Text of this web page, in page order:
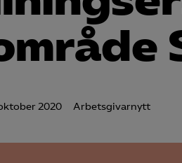
2020 Arbetsgivarnytt